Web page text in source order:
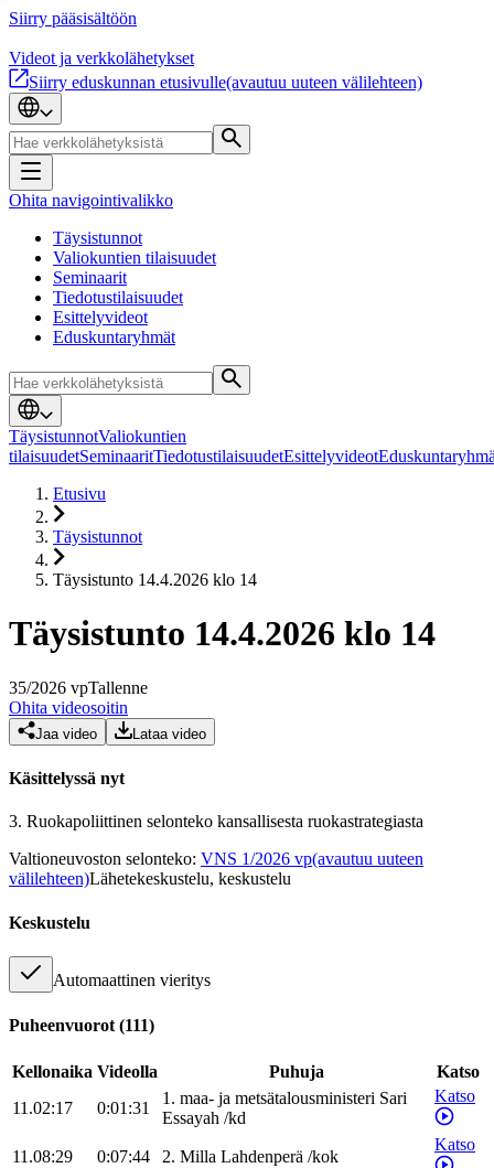
Siirry pääsisältöön
Videot ja verkkolähetykset
Siirry eduskunnan etusivulle(avautuu uuteen välilehteen)
Ohita navigointivalikko
Täysistunnot
Valiokuntien tilaisuudet
Seminaarit
Tiedotustilaisuudet
Esittelyvideot
Eduskuntaryhmät
TäysistunnotValiokuntien
tilaisuudetSeminaaritTiedotustilaisuudetEsittelyvideot
Etusivu
Täysistunnot
Täysistunto 14.4.2026 klo 14
Täysistunto 14.4.2026 klo 14
35/2026 vpTallenne
Ohita videosoitin
Jaa video Lataa video
Käsittelyssä nyt
3. Ruokapoliittinen selonteko kansallisesta ruokastrategiasta
Valtioneuvoston selonteko: VNS 1/2026 vp(avautuu uuteen
välilehteen)Lähetekeskustelu, keskustelu
Keskustelu
Automaattinen vieritys
Puheenvuorot (111)
Kellonaika Videolla Puhuja
Katso
11.02:17
0:01:31
1. maa- ja metsätalousministeri Sari
Essayah /kd
Katso
11.08:29 0:07:44 2. Milla Lahdenperä /kok
Katso